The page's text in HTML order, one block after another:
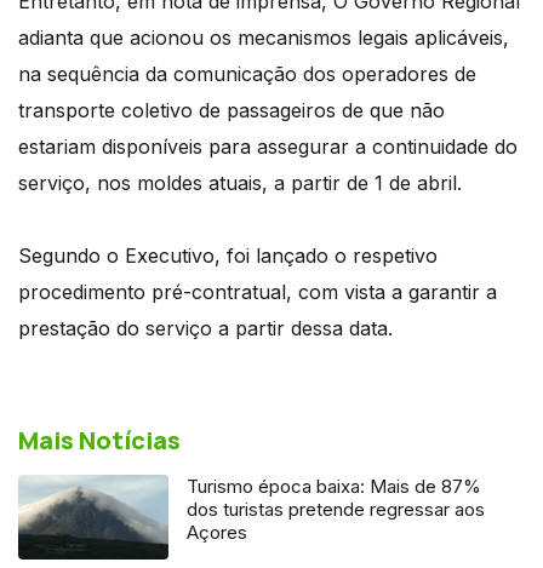
adianta que acionou os mecanismos legais aplicáveis,
na sequência da comunicação dos operadores de
transporte coletivo de passageiros de que não
estariam disponíveis para assegurar a continuidade do
serviço, nos moldes atuais, a partir de 1 de abril.
Segundo o Executivo, foi lançado o respetivo
procedimento pré-contratual, com vista a garantir a
prestação do serviço a partir dessa data.
Mais Notícias
Turismo época baixa: Mais de 87%
dos turistas pretende regressar aos
Açores